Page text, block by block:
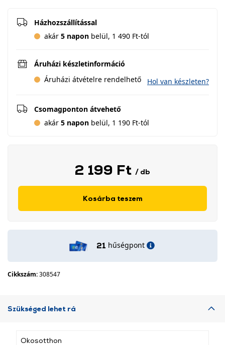
Házhozszállítással
akár 5 napon belül, 1 490 Ft-tól
Áruházi készletinformáció
Áruházi átvételre rendelhető
Hol van készleten?
Csomagponton átvehető
akár 5 napon belül, 1 190 Ft-tól
2 199 Ft / db
Kosárba teszem
21 hűségpont
Cikkszám:308547
Szükséged lehet rá
Okosotthon